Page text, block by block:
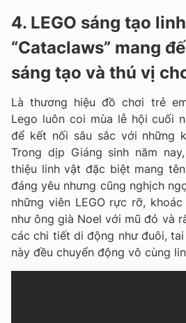
4. LEGO sáng tạo
“Cataclaws” mang
sáng tạo và thú vị
Là thương hiệu đồ chơi trẻ
Lego luôn coi mùa lễ hội cuối
để kết nối sâu sắc với những
Trong dịp Giáng sinh năm
thiệu linh vật đặc biệt mang
đáng yêu nhưng cũng nghịch
những viên LEGO rực rỡ,
như ông già Noel với mũ đỏ và
các chi tiết di động như đuôi,
này đều chuyển động vô cùng